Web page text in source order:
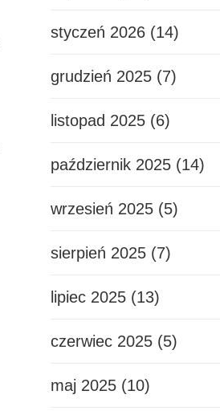
styczeń 2026 (14)
grudzień 2025 (7)
listopad 2025 (6)
październik 2025 (14)
wrzesień 2025 (5)
sierpień 2025 (7)
lipiec 2025 (13)
czerwiec 2025 (5)
maj 2025 (10)